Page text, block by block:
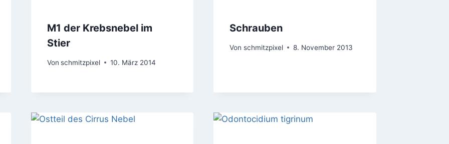
M1 der Krebsnebel im
Stier
Von schmitzpixel 10. März 2014
Schrauben
Von schmitzpixel 8. November 2013